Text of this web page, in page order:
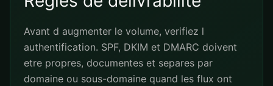
Avant d augmenter le volume, verifiez l
authentification. SPF, DKIM et DMARC doivent
etre propres, documentes et separes par
domaine ou sous-domaine quand les flux ont